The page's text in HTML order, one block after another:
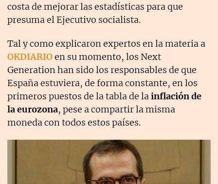
costa de mejorar las estadísticas para que
presuma el Ejecutivo socialista.
Tal y como explicaron expertos en la materia a
OKDIARIOen su momento, los Next
Generation han sido los responsables de que
España estuviera, de forma constante, en los
primeros puestos de la tabla de lainflación de
la eurozona, pese a compartir la misma
moneda con todos estos países.